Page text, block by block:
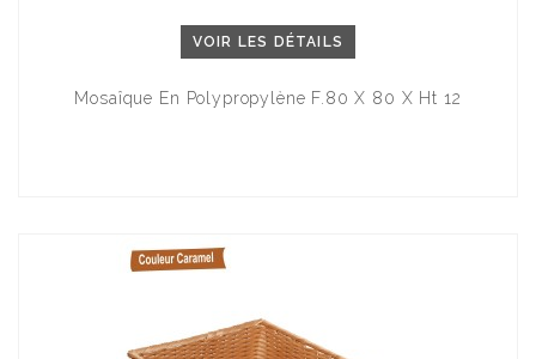
VOIR LES DÉTAILS
Mosaîque En Polypropylène F.80 X 80 X Ht 12